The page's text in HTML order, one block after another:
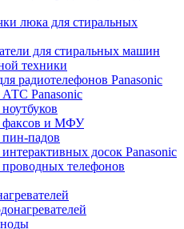
люка для стиральных
для стиральных машин
техники
радиотелефонов Panasonic
АТС Panasonic
факсов и МФУ
пин-падов
досок Panasonic
проводных телефонов